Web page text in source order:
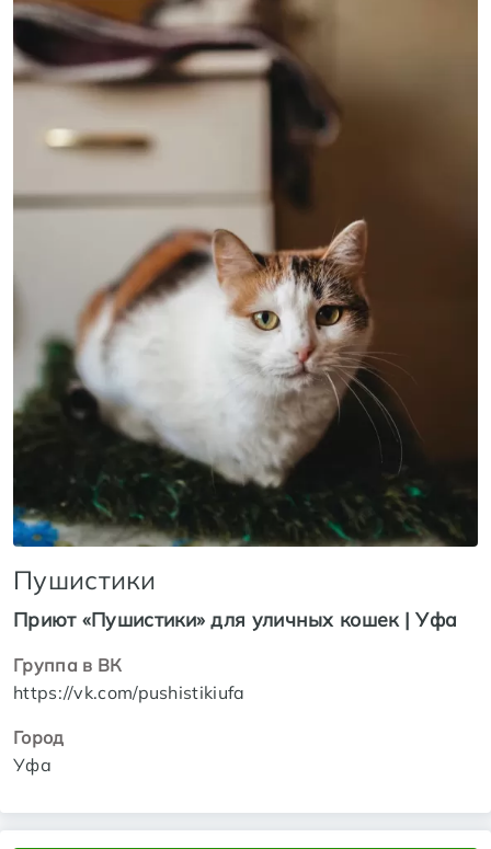
Пушистики
Приют «Пушистики» для уличных кошек | Уфа
Группа в ВК
https://vk.com/pushistikiufa
Город
Уфа